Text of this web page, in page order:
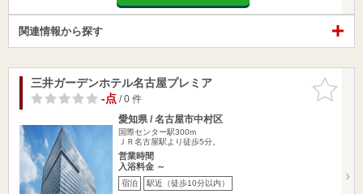
関連情報から探す
お気に入
りに追加
三井ガーデンホテル名古屋プレミア
-点/ 0 件
愛知県 / 名古屋市中村区
国際センター駅300m
ＪＲ名古屋駅より徒歩5分。
営業時間
入浴料金 ～
宿泊 駅近（徒歩10分以内）